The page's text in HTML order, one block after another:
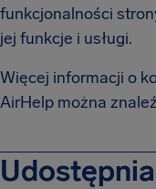
funkcjonalności
jej funkcje i usługi.
Więcej informacji o
AirHelp można